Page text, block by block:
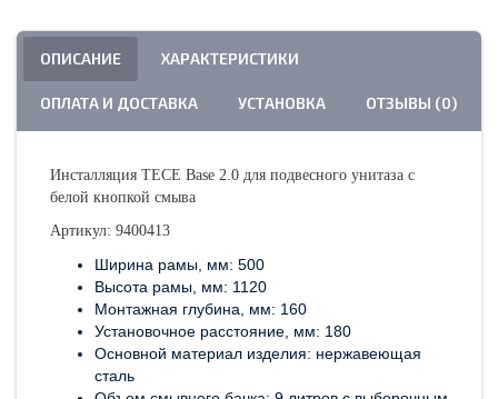
ОПИСАНИЕ ХАРАКТЕРИСТИКИ
ОПЛАТА И ДОСТАВКА УСТАНОВКА ОТЗЫВЫ (0)
Инсталляция TECE Base 2.0 для подвесного унитаза с
белой кнопкой смыва
Артикул: 9400413
Ширина рамы, мм: 500
Высота рамы, мм: 1120
Монтажная глубина, мм: 160
Установочное расстояние, мм: 180
Основной материал изделия: нержавеющая
сталь